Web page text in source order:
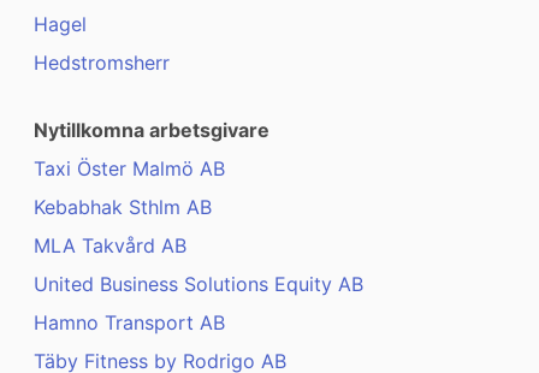
Hagel
Hedstromsherr
Nytillkomna arbetsgivare
Taxi Öster Malmö AB
Kebabhak Sthlm AB
MLA Takvård AB
United Business Solutions Equity AB
Hamno Transport AB
Täby Fitness by Rodrigo AB